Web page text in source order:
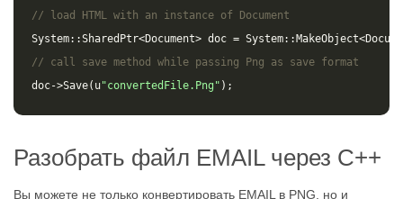
// load HTML with an instance of Document
System::SharedPtr<Document> doc = System:: MakeObject<
// call save method while passing Png as save format
doc->Save( u"convertedFile.Png" );
Разобрать файл EMAIL через C++
Вы можете не только конвертировать EMAIL в PNG, но и